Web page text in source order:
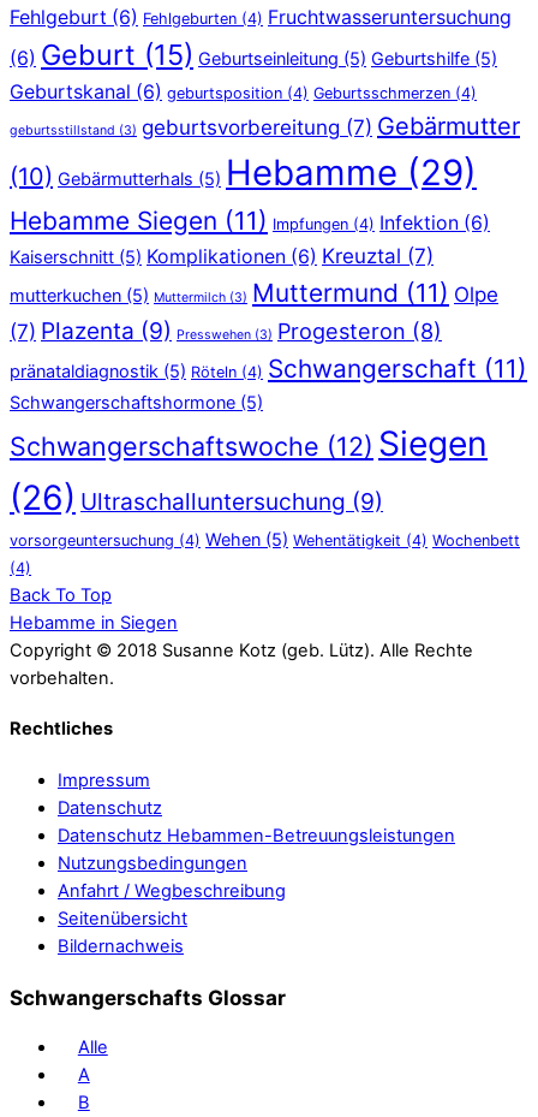
Fehlgeburt (6) Fehlgeburten (4) Fruchtwasseruntersuchung
(6) Geburt (15) Geburtseinleitung (5) Geburtshilfe (5)
Geburtskanal (6) geburtsposition (4) Geburtsschmerzen (4)
geburtsstillstand (3) geburtsvorbereitung (7) Gebärmutter
(10) Gebärmutterhals (5) Hebamme (29)
Hebamme Siegen (11) Impfungen (4) Infektion (6)
Kaiserschnitt (5) Komplikationen (6) Kreuztal (7)
mutterkuchen (5) Muttermilch (3) Muttermund (11) Olpe
(7) Plazenta (9) Presswehen (3) Progesteron (8)
pränataldiagnostik (5) Röteln (4) Schwangerschaft (11)
Schwangerschaftshormone (5)
Schwangerschaftswoche (12) Siegen
(26) Ultraschalluntersuchung (9)
vorsorgeuntersuchung (4) Wehen (5) Wehentätigkeit (4) Wochenbett
(4)
Back To Top
Hebamme in Siegen
Copyright © 2018 Susanne Kotz (geb. Lütz). Alle Rechte
vorbehalten.
Rechtliches
Impressum
Datenschutz
Datenschutz Hebammen-Betreuungsleistungen
Nutzungsbedingungen
Anfahrt / Wegbeschreibung
Seitenübersicht
Bildernachweis
Schwangerschafts Glossar
Alle
A
B